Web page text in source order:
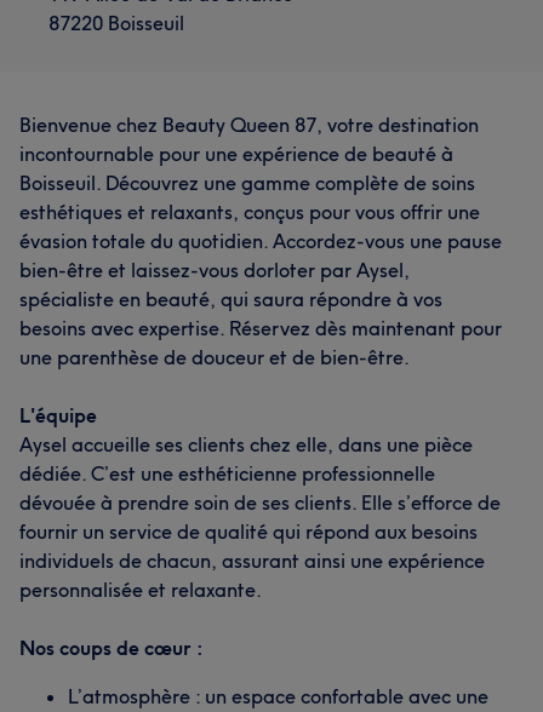
87220 Boisseuil
Bienvenue chez Beauty Queen 87, votre destination
incontournable pour une expérience de beauté à
Boisseuil. Découvrez une gamme complète de soins
esthétiques et relaxants, conçus pour vous offrir une
évasion totale du quotidien. Accordez-vous une pause
bien-être et laissez-vous dorloter par Aysel,
spécialiste en beauté, qui saura répondre à vos
besoins avec expertise. Réservez dès maintenant pour
une parenthèse de douceur et de bien-être.
L'équipe
Aysel accueille ses clients chez elle, dans une pièce
dédiée. C’est une esthéticienne professionnelle
dévouée à prendre soin de ses clients. Elle s’efforce de
fournir un service de qualité qui répond aux besoins
individuels de chacun, assurant ainsi une expérience
personnalisée et relaxante.
Nos coups de cœur :
L’atmosphère : un espace confortable avec une